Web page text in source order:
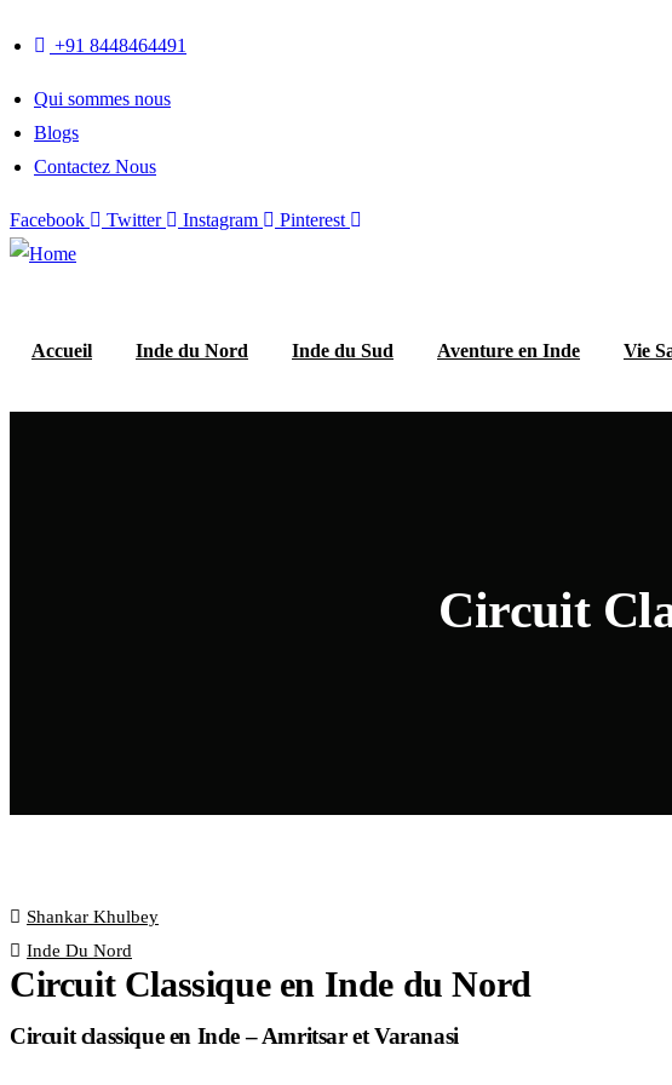
+91 8448464491
Qui sommes nous
Blogs
Contactez Nous
Facebook Twitter Instagram Pinterest
Accueil Inde du Nord Inde du Sud Aventure en Inde Vie
Circuit
Shankar Khulbey
Inde Du Nord
Circuit Classique en Inde du Nord
Circuit classique en Inde – Amritsar et Varanasi